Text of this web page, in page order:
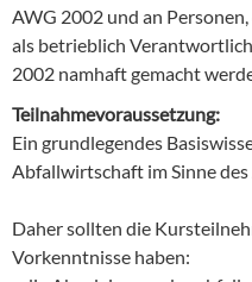
AWG 2002 und an
als betrieblich
2002 namhaft gemacht
Teilnahmevoraussetzung:
Ein grundlegendes
Abfallwirtschaft im Sinne
Daher sollten die
Vorkenntnisse haben: